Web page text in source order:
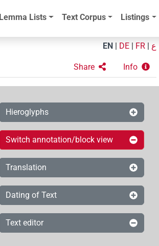
Lemma Lists Text Corpus Listings
EN DE FR ع
Share Info
Hieroglyphs
Switch annotation/block view
Translation
Dating of Text
Text editor